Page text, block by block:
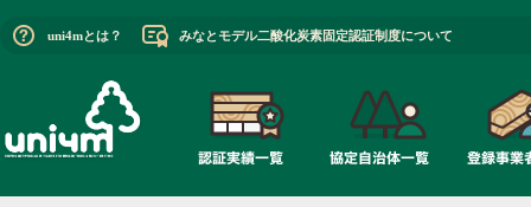
uni4mとは？ みなとモデル二酸化炭素固定認証制度について